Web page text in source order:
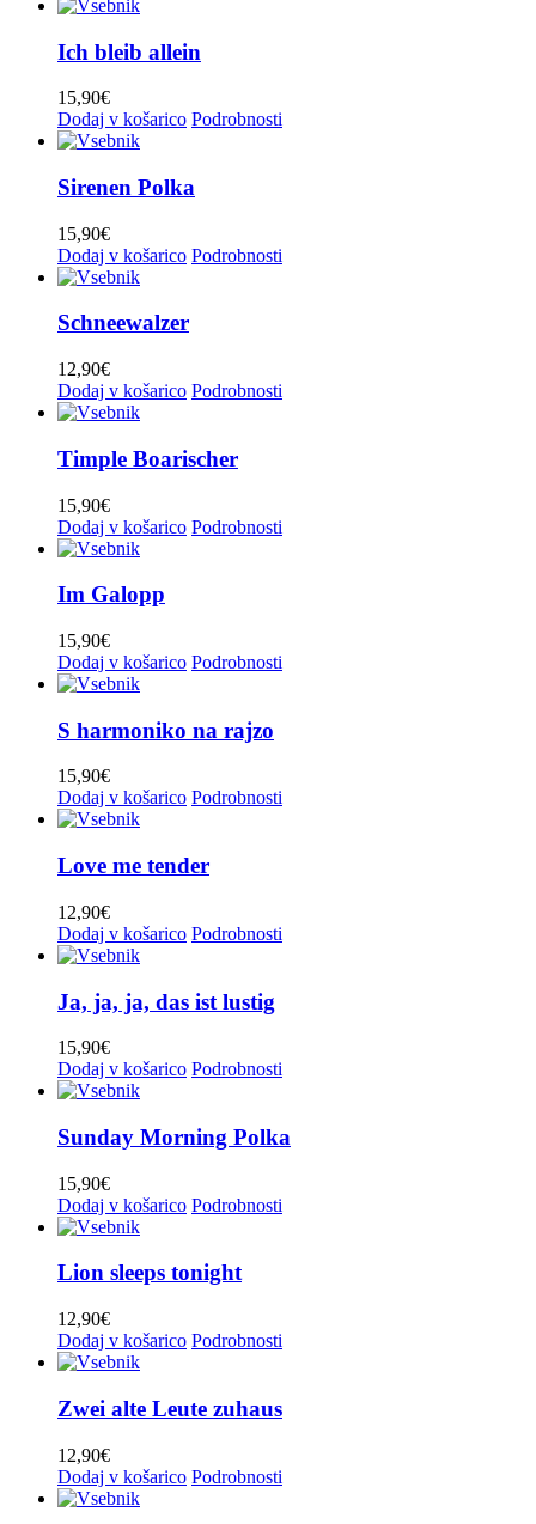
Ich bleib allein
15,90€
Dodaj v košarico Podrobnosti
Sirenen Polka
15,90€
Dodaj v košarico Podrobnosti
Schneewalzer
12,90€
Dodaj v košarico Podrobnosti
Timple Boarischer
15,90€
Dodaj v košarico Podrobnosti
Im Galopp
15,90€
Dodaj v košarico Podrobnosti
S harmoniko na rajzo
15,90€
Dodaj v košarico Podrobnosti
Love me tender
12,90€
Dodaj v košarico Podrobnosti
Ja, ja, ja, das ist lustig
15,90€
Dodaj v košarico Podrobnosti
Sunday Morning Polka
15,90€
Dodaj v košarico Podrobnosti
Lion sleeps tonight
12,90€
Dodaj v košarico Podrobnosti
Zwei alte Leute zuhaus
12,90€
Dodaj v košarico Podrobnosti